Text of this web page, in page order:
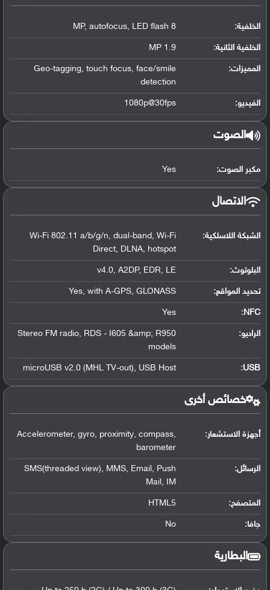
الخلفية: 8 MP, autofocus, LED flash
الخلفية الثانية: 1.9 MP
المميزات:
Geo-tagging, touch focus, face/smile
detection
الفيديو: 1080p@30fps
الصوت
مكبر الصوت: Yes
الاتصال
الشبكة اللاسلكية:
Wi-Fi 802.11 a/b/g/n, dual-band, Wi-Fi
Direct, DLNA, hotspot
البلوتوث:
v4.0, A2DP, EDR, LE
تحديد المواقع:
Yes, with A-GPS, GLONASS
NFC
:
Yes
الراديو:
Stereo FM radio, RDS - I605 &amp; R950
models
USB
:
microUSB v2.0 (MHL TV-out), USB Host
خصائص أخرى
أجهزة الاستشعار:
Accelerometer, gyro, proximity, compass,
barometer
الرسائل:
SMS(threaded view), MMS, Email, Push
Mail, IM
المتصفح: HTML5
جافا: No
البطارية